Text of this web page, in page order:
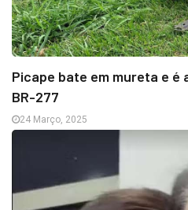
Picape bate em mureta e
BR-277
24 Março, 2025